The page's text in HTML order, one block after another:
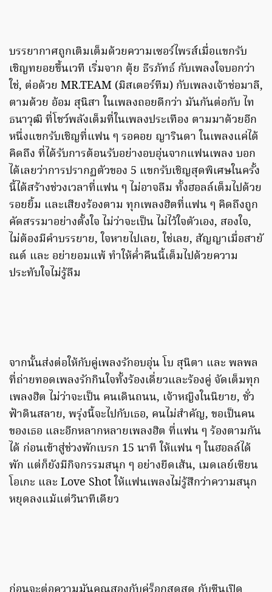
บรรยากาศถูกเติมเต็มด้วยความเซอร์ไพรส์เมื่อแขกรับ
เชิญทยอยขึ้นเวที เริ่มจาก ตุ้ย ธีรภัทธ์ กับเพลงใจบอกว่า
ใช่, ต่อด้วย MR.TEAM (มิสเตอร์ทีม) กับเพลงเจ้าช่อมาลี,
ตามด้วย อ้อม สุนิสา ในเพลงถอยดีกว่า มันกันต่อกับ ไท
ธนาวุฒิ ที่โชว์พลังเต็มที่ในเพลงประเทือง ตามมาด้วยอีก
หนึ่งแขกรับเชิญที่แฟน ๆ รอคอย ญารินดา ในเพลงแค่ได้
คิดถึง ที่ได้รับการต้อนรับอย่างอบอุ่นจากแฟนเพลง บอก
ได้เลยว่าการปรากฏตัวของ 5 แขกรับเชิญสุดพิเศษในครั้ง
นี้ได้สร้างช่วงเวลาที่แฟน ๆ ไม่อาจลืม ทั้งฮอลล์เต็มไปด้วย
รอยยิ้ม และเสียงร้องตาม ทุกเพลงฮิตที่แฟน ๆ คิดถึงถูก
คัดสรรมาอย่างตั้งใจ ไม่ว่าจะเป็น ไม่ไว้ใจตัวเอง, สองใจ,
ไม่ต้องมีคำบรรยาย, ใจหายไปเลย, ใช่เลย, สัญญาเมื่อสายั
ณต์ และ อย่ายอมแพ้ ทำให้ค่ำคืนนี้เต็มไปด้วยความ
ประทับใจไม่รู้ลืม
จากนั้นส่งต่อให้กับคู่เพลงรักอบอุ่น โบ สุนิตา และ พลพล
ที่ถ่ายทอดเพลงรักกินใจทั้งร้องเดี่ยวและร้องคู่ จัดเต็มทุก
เพลงฮิต ไม่ว่าจะเป็น คนเดินถนน, เจ้าหญิงในนิยาย, ชั่ว
ฟ้าดินสลาย, พรุ่งนี้จะไปกับเธอ, คนไม่สำคัญ, ขอเป็นคน
ของเธอ และอีกหลากหลายเพลงฮิต ที่แฟน ๆ ร้องตามกัน
ได้ ก่อนเข้าสู่ช่วงพักเบรก 15 นาที ให้แฟน ๆ ในฮอลล์ได้
พัก แต่ก็ยังมีกิจกรรมสนุก ๆ อย่างยืดเส้น, เมดเลย์เซียน
โอเกะ และ Love Shot ให้แฟนเพลงไม่รู้สึกว่าความสนุก
หยุดลงแม้แต่วินาทีเดียว